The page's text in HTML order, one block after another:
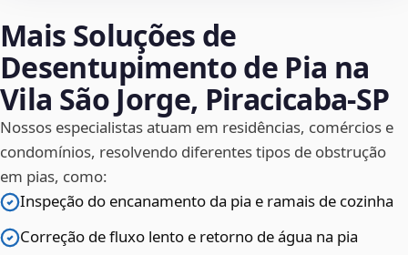
Mais Soluções de
Desentupimento de Pia na
Vila São Jorge, Piracicaba‑SP
Nossos especialistas atuam em residências, comércios e
condomínios, resolvendo diferentes tipos de obstrução
em pias, como:
Inspeção do encanamento da pia e ramais de cozinha
Correção de fluxo lento e retorno de água na pia